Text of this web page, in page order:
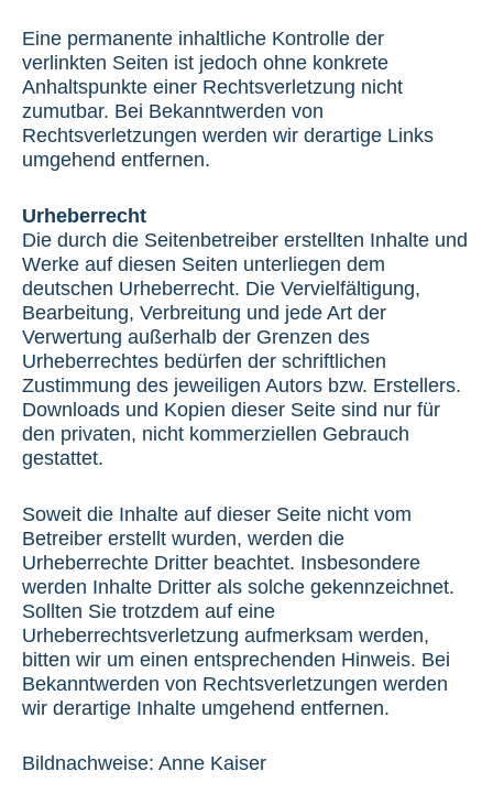
Eine permanente inhaltliche Kontrolle der
verlinkten Seiten ist jedoch ohne konkrete
Anhaltspunkte einer Rechtsverletzung nicht
zumutbar. Bei Bekanntwerden von
Rechtsverletzungen werden wir derartige Links
umgehend entfernen.
Urheberrecht
Die durch die Seitenbetreiber erstellten Inhalte und
Werke auf diesen Seiten unterliegen dem
deutschen Urheberrecht. Die Vervielfältigung,
Bearbeitung, Verbreitung und jede Art der
Verwertung außerhalb der Grenzen des
Urheberrechtes bedürfen der schriftlichen
Zustimmung des jeweiligen Autors bzw. Erstellers.
Downloads und Kopien dieser Seite sind nur für
den privaten, nicht kommerziellen Gebrauch
gestattet.
Soweit die Inhalte auf dieser Seite nicht vom
Betreiber erstellt wurden, werden die
Urheberrechte Dritter beachtet. Insbesondere
werden Inhalte Dritter als solche gekennzeichnet.
Sollten Sie trotzdem auf eine
Urheberrechtsverletzung aufmerksam werden,
bitten wir um einen entsprechenden Hinweis. Bei
Bekanntwerden von Rechtsverletzungen werden
wir derartige Inhalte umgehend entfernen.
Bildnachweise: Anne Kaiser